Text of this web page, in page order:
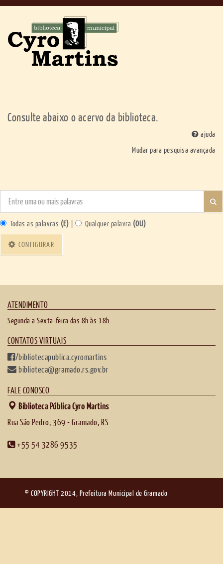
Consulte abaixo o acervo da biblioteca.
ajuda
Mudar para pesquisa avançada
Todas as palavras (E) Qualquer palavra (OU)
CONFIGURAR
ATENDIMENTO
Segunda a Sexta-feira das 8h às 18h.
CONTATOS VIRTUAIS
/bibliotecapublica.cyromartins
biblioteca@gramado.rs.gov.br
FALE CONOSCO
Biblioteca Pública Cyro Martins
Rua São Pedro, 369 - Gramado, RS
+55 54 3286 9535
© COPYRIGHT 2014, Prefeitura Municipal de Gramado